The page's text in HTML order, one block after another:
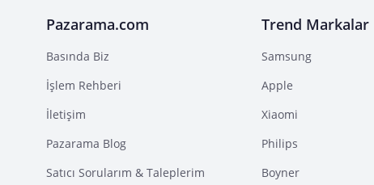
Pazarama.com
Basında Biz
İşlem Rehberi
İletişim
Pazarama Blog
Satıcı Sorularım & Taleplerim
Trend Markalar
Samsung
Apple
Xiaomi
Philips
Boyner